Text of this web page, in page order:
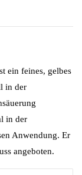
ein feines, gelbes
in der
in der
Anwendung. Er
angeboten.